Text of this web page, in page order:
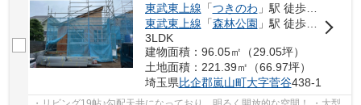
東武東上線 「つきのわ 」駅 徒歩29分
東武東上線 「森林公園 」駅 徒歩63分
3LDK
建物面積：96.05㎡（29.05坪）
土地面積：221.39㎡（66.97坪）
埼玉県比企郡嵐山町大字菅谷438-1